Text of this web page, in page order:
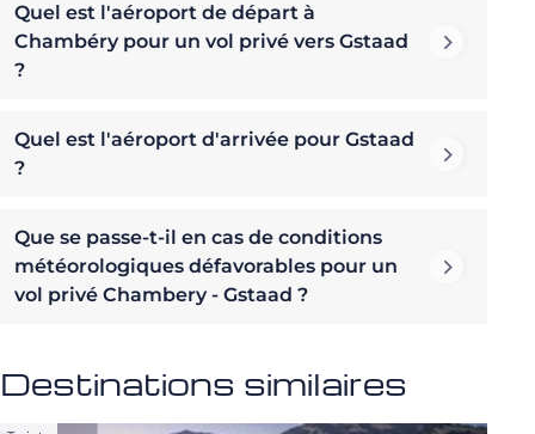
Quel est l'aéroport de départ à
Chambéry pour un vol privé vers Gstaad
?
Quel est l'aéroport d'arrivée pour Gstaad
?
Que se passe-t-il en cas de conditions
météorologiques défavorables pour un
vol privé Chambery - Gstaad ?
Destinations similaires